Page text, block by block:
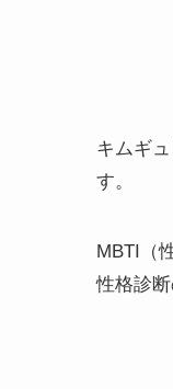
キムギ
す。
MBTI（
性格診断